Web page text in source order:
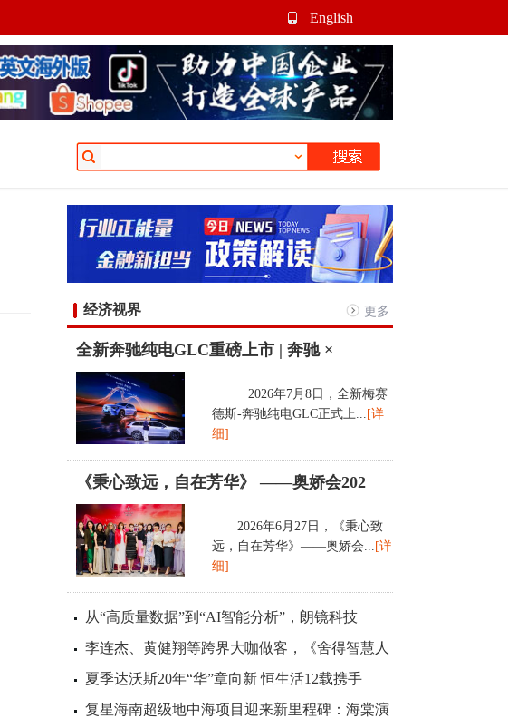
English
经济视界 更多
全新奔驰纯电GLC重磅上市 | 奔驰 ×
2026年7月8日，全新梅赛
德斯-奔驰纯电GLC正式上... [详
细]
《秉心致远，自在芳华》 ——奥娇会202
2026年6月27日，《秉心致
远，自在芳华》——奥娇会... [详
细]
从“高质量数据”到“AI智能分析”，朗镜科技
李连杰、黄健翔等跨界大咖做客，《舍得智慧人
夏季达沃斯20年“华”章向新 恒生活12载携手
复星海南超级地中海项目迎来新里程碑：海棠演